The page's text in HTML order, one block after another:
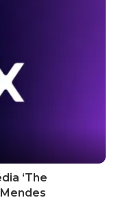
‘The